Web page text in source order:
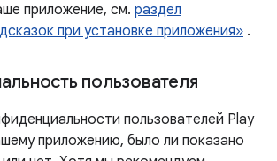
приложение, см. раздел
при установке приложения» .
пользователя
пользователей Play
приложению, было ли показано